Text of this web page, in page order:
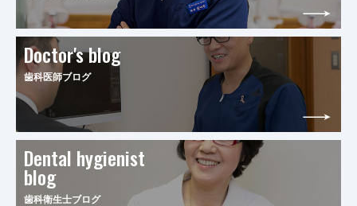
Doctor's blog
歯科医師ブログ
Dental hygienist
blog
歯科衛生士ブログ